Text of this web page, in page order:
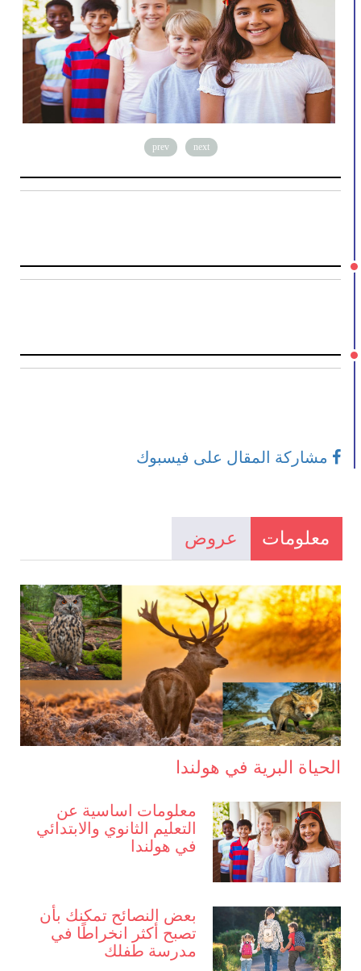
prev next
مشاركة المقال على فيسبوك
معلومات عروض
الحياة البرية في هولندا
معلومات اساسية عن
التعليم الثانوي والابتدائي
في هولندا
بعض النصائح تمكنك بأن
تصبح أكثر انخراطًا في
مدرسة طفلك